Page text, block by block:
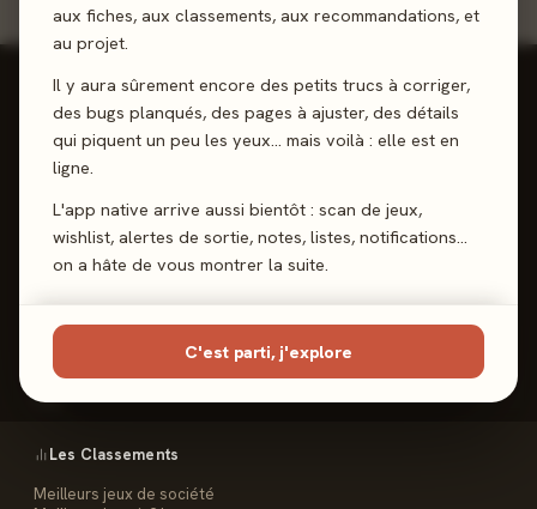
aux fiches, aux classements, aux recommandations, et
au projet.
Il y aura sûrement encore des petits trucs à corriger,
des bugs planqués, des pages à ajuster, des détails
qui piquent un peu les yeux… mais voilà : elle est en
ligne.
L'app native arrive aussi bientôt : scan de jeux,
wishlist, alertes de sortie, notes, listes, notifications…
on a hâte de vous montrer la suite.
C'est parti, j'explore
Reviews, Avis & Tendances
Jeux de Société
Les Meeples
Contact
FAQ
Les Classements
Meilleurs jeux de société